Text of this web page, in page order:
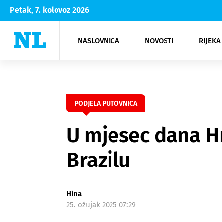
Petak, 7. kolovoz 2026
NASLOVNICA NOVOSTI
Rijeka Opatija
NK
Moda
Kultura
PODJELA PUTOVNICA
U mjesec dana
Brazilu
Hina
25. ožujak 2025 07:29